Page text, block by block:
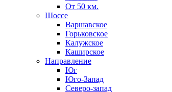
От 50 км.
Шоссе
Варшавское
Горьковское
Калужское
Каширское
Направление
Юг
Юго-Запад
Северо-запад